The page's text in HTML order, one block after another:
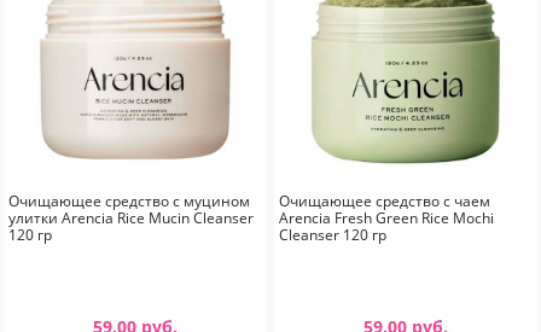
Очищающее средство с муцином
улитки Arencia Rice Mucin Cleanser
120 гр
59.00 руб.
Очищающее средство с чаем
Arencia Fresh Green Rice Mochi
Cleanser 120 гр
59.00 руб.